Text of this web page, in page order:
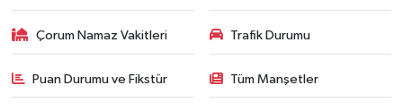
Çorum Namaz Vakitleri Trafik Durumu
Puan Durumu ve Fikstür Tüm Manşetler